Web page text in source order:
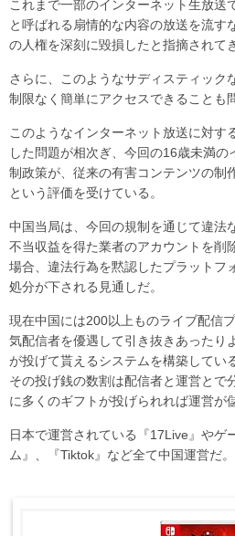
これまで一部のインターネット生放送
と呼ばれる扇情的な内容の放送を流す
の人権を深刻に毀損したと指摘されて
さらに、このようなサディスティック
制限なく簡単にアクセスできることも
このようなインターネット放送に対す
した問題が相次ぎ、今回の16歳未満の
制政策が、従来の有害コンテンツの制
という評価を受けている。
中国当局は、今回の規制を通じて違法
不当収益を得た業者のアカウントを削
場合、違法行為を黙認したプラットフ
処分が下される見通しだ。
現在中国には200以上ものライブ配信
気配信者を優遇して引き抜きあったり
が投げて貰えるシステムを構築している
その投げ銭の数割は配信者と運営とで
に多くのギフトが投げられれば運営が
日本で運営されている『17Live』やゲ
ム』、『Tiktok』など全て中国運営だ。